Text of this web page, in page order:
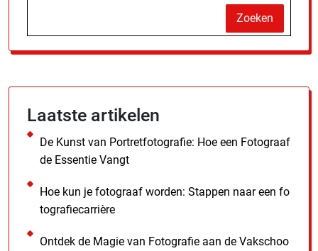
Zoeken
Laatste artikelen
De Kunst van Portretfotografie: Hoe een Fotograaf
de Essentie Vangt
Hoe kun je fotograaf worden: Stappen naar een fo
tografiecarrière
Ontdek de Magie van Fotografie aan de Vakschoo